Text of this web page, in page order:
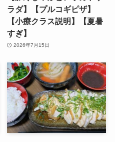
ラダ】【プルコギピザ】
【小療クラス説明】【夏暑
すぎ】
2026年7月15日